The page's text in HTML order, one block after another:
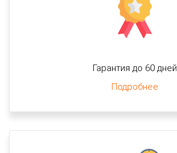
Гарантия до 60 дней
Подробнее